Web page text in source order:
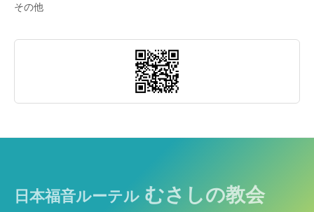
その他
日本福音ルーテル むさしの教会